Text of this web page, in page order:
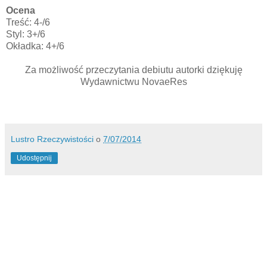
Ocena
Treść: 4-/6
Styl: 3+/6
Okładka: 4+/6
Za możliwość przeczytania debiutu autorki dziękuję
Wydawnictwu NovaeRes
Lustro Rzeczywistości o 7/07/2014
Udostępnij